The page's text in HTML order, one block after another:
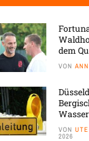
dem
VON
VON
2026